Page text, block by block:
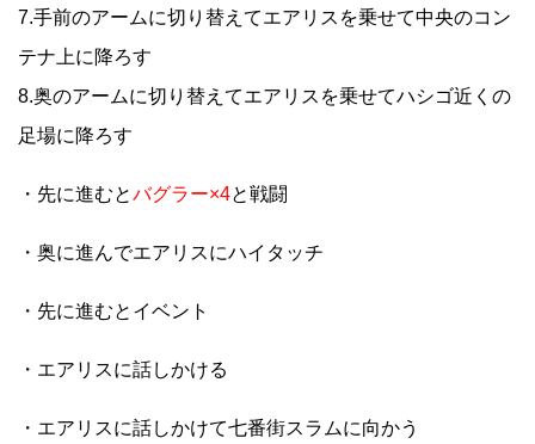
7.手前のアームに切り替えてエアリスを乗せて中央のコン
テナ上に降ろす
8.奥のアームに切り替えてエアリスを乗せてハシゴ近くの
足場に降ろす
・先に進むとバグラー×4と戦闘
・奥に進んでエアリスにハイタッチ
・先に進むとイベント
・エアリスに話しかける
・エアリスに話しかけて七番街スラムに向かう